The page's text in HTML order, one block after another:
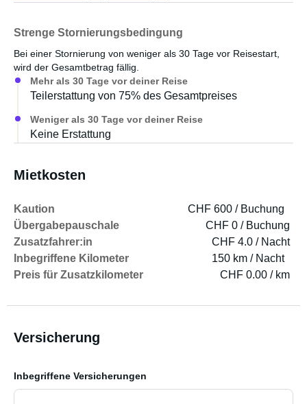
Strenge Stornierungsbedingung
Bei einer Stornierung von weniger als 30 Tage vor Reisestart,
wird der Gesamtbetrag fällig.
Mehr als 30 Tage vor deiner Reise
Teilerstattung von 75% des Gesamtpreises
Weniger als 30 Tage vor deiner Reise
Keine Erstattung
Mietkosten
Kaution
CHF 600 / Buchung
Übergabepauschale
CHF 0 / Buchung
Zusatzfahrer:in
CHF 4.0 / Nacht
Inbegriffene Kilometer
150 km / Nacht
Preis für Zusatzkilometer
CHF 0.00 / km
Versicherung
Inbegriffene Versicherungen